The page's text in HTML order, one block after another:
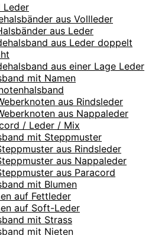
Leder
aus Vollleder
aus Leder
aus Leder doppelt
aus einer Lage Leder
mit Namen
aus Rindsleder
aus Nappaleder
/ Leder / Mix
mit Steppmuster
aus Rindsleder
aus Nappaleder
aus Paracord
mit Blumen
auf Fettleder
auf Soft-Leder
mit Strass
mit Nieten